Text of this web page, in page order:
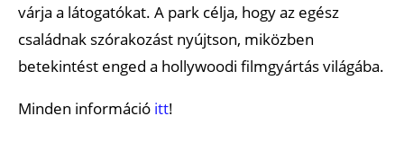
várja a látogatókat. A park célja, hogy az egész
családnak szórakozást nyújtson, miközben
betekintést enged a hollywoodi filmgyártás világába.
Minden információ itt!